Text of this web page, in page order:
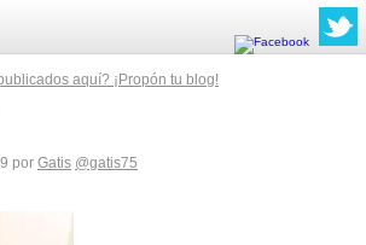
aquí? ¡Propón tu blog!
por Gatis @gatis75